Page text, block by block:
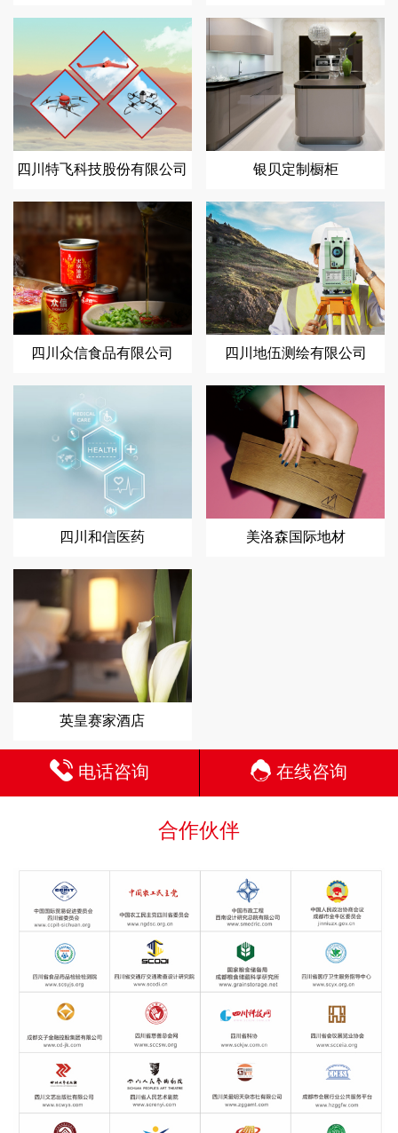
四川特飞科技股份有限公司 银贝定制橱柜
四川众信食品有限公司 四川地伍测绘有限公司
四川和信医药 美洛森国际地材
英皇赛家酒店
电话咨询 在线咨询
合作伙伴